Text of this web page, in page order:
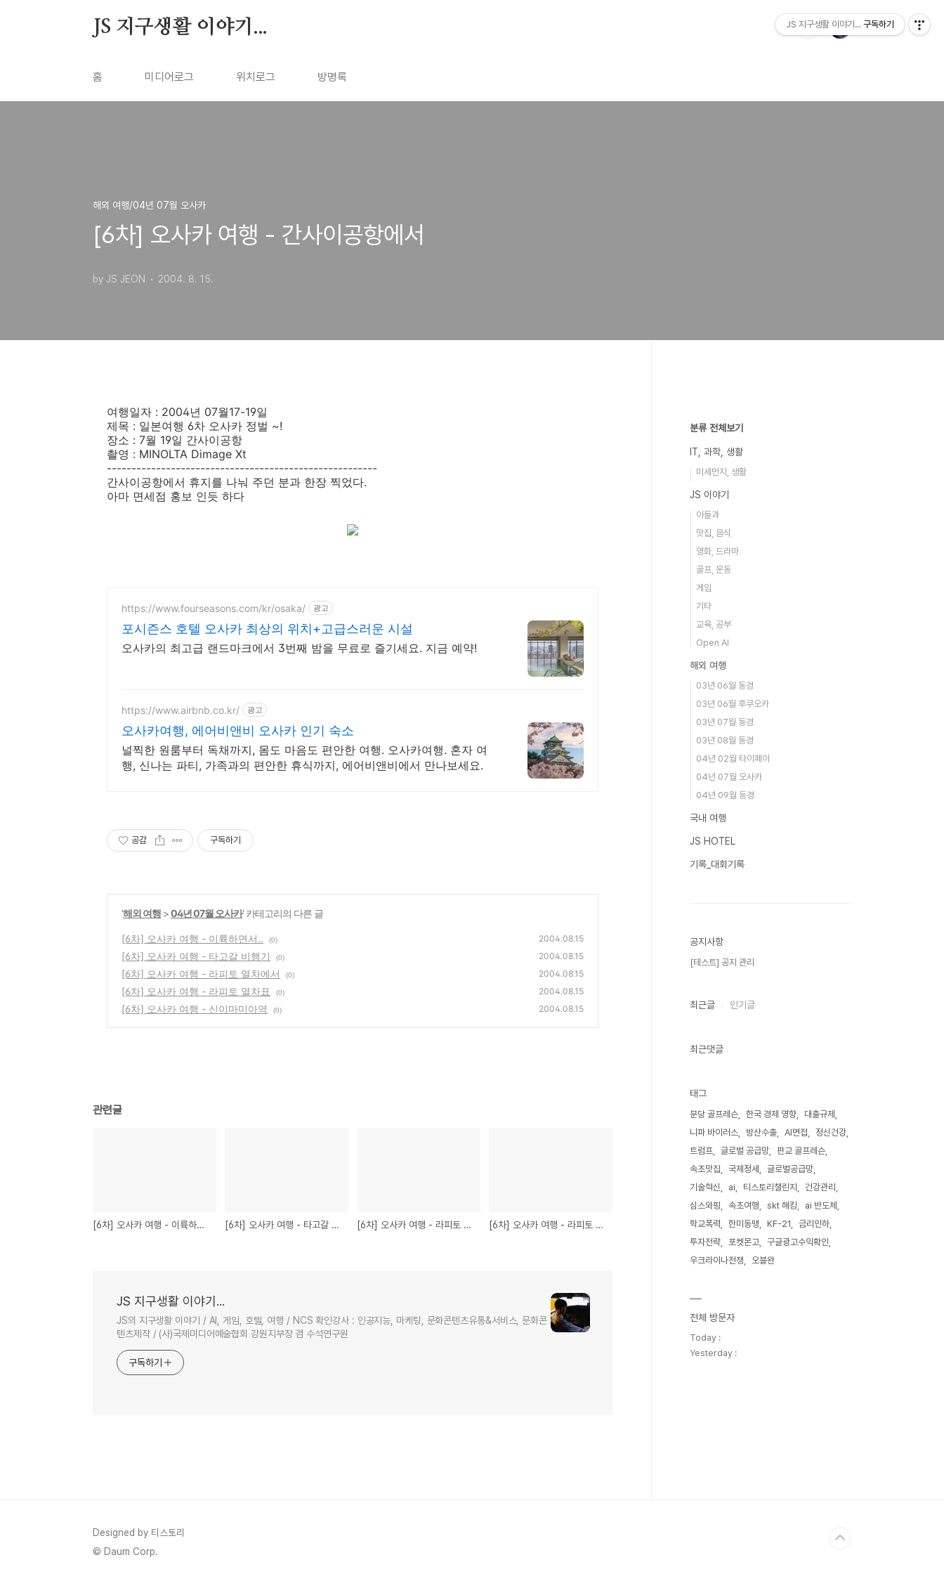
JS 지구생활 이야기...
홈 미디어로그 위치로그 방명록
해외 여행/04년 07월 오사카
[6차] 오사카 여행 - 간사이공항에서
by JS JEON 2004. 8. 15.
여행일자 : 2004년 07월17-19일
제목 : 일본여행 6차 오사카 정벌 ~!
장소 : 7월 19일 간사이공항
촬영 : MINOLTA Dimage Xt
-------------------------------------------------------
간사이공항에서 휴지를 나눠 주던 분과 한장 찍었다.
아마 면세점 홍보 인듯 하다
https://www.fourseasons.com/kr/osaka/ 광고
포시즌스 호텔 오사카 최상의 위치+고급스러운 시설
오사카의 최고급 랜드마크에서 3번째 밤을 무료로 즐기세요. 지금 예약!
https://www.airbnb.co.kr/ 광고
오사카여행, 에어비앤비 오사카 인기 숙소
널찍한 원룸부터 독채까지, 몸도 마음도 편안한 여행. 오사카여행. 혼자 여
행, 신나는 파티, 가족과의 편안한 휴식까지, 에어비앤비에서 만나보세요.
공감 구독하기
'해외 여행 >04년 07월 오사카' 카테고리의 다른 글
[6차] 오사카 여행 - 이륙하면서.. (0) 2004.08.15
[6차] 오사카 여행 - 타고갈 비행기 (0) 2004.08.15
[6차] 오사카 여행 - 라피토 열차에서 (0) 2004.08.15
[6차] 오사카 여행 - 라피토 열차표 (0) 2004.08.15
[6차] 오사카 여행 - 신이마미아역 (0) 2004.08.15
관련글
[6차] 오사카 여행 - 이륙하면서.. [6차] 오사카 여행 - 타고갈 비행기 [6차] 오사카 여행 - 라피토 열차에서 [6차] 오사카 여행 - 라피토 열차표
JS 지구생활 이야기...
JS의 지구생활 이야기 / AI, 게임, 호텔, 여행 / NCS 확인강사 : 인공지능, 마케팅, 문화콘텐츠유통&서비스, 문화콘
텐츠제작 / (사)국제미디어예술협회 강원지부장 겸 수석연구원
구독하기
분류 전체보기
IT, 과학, 생활
미세먼지, 생활
JS 이야기
아들과
맛집, 음식
영화, 드라마
골프, 운동
게임
기타
교육, 공부
Open AI
해외 여행
03년 06월 동경
03년 06월 후쿠오카
03년 07월 동경
03년 08월 동경
04년 02월 타이페이
04년 07월 오사카
04년 09월 동경
국내 여행
JS HOTEL
기록_대회기록
공지사항
[테스트] 공지 관리
최근글 인기글
최근댓글
태그
분당 골프레슨 한국 경제 영향
대출규제
니파 바이러스
방산수출 AI면접
정신건강
트럼프
글로벌 공급망
판교 골프레슨
속초맛집
국제정세
글로벌공급망
기술혁신
ai 티스토리챌린지
건강관리
심스와핑
속초여행 skt 해킹
ai 반도체
학교폭력
한미동맹 KF-21
금리인하
투자전략
포켓몬고
구글광고수익확인
우크라이나전쟁
오블완
전체 방문자
Today :
Yesterday :
Designed by 티스토리
© Daum Corp.
JS 지구생활 이야기... 구독하기